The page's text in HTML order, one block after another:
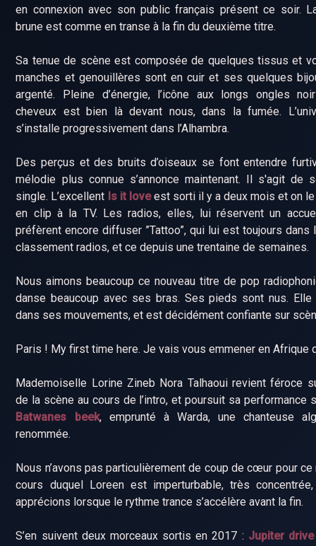
en connexion avec son public français présent ce soir.
brune est comme en transe à la fin du deuxième titre.
Sa tenue de scène est composée de quelques tissus et
manches et genouillères sont en cuir et ses quelques
argenté. Pleine d’énergie, l’icône aux longs ongles
cheveux est bien là devant nous, dans la fumée.
s’installe progressivement dans l’Alhambra.
Des perçus et des bruits d’oiseaux se font entendre
mélodie plus connue s’annonce maintenant. Il s'agit de
single. L’excellent Is it loveest sorti il y a deux mois et on
en clip à la TV. Les radios, elles, lui réservent un
préfèrent encore diffuser ”Tattoo”, qui lui est toujours dans
classement radios, et ce depuis une trentaine de semaines.
Nous aimons beaucoup ce nouveau titre de pop
danse beaucoup avec ses bras. Ses pieds sont nus. Elle
dans ses mouvements, et est décidément confiante sur
Paris ! My first time here. Je vais vous emmener en Afrique
Mademoiselle Lorine Zineb Nora Talhaoui revient féroce
de la scène au cours de l’intro, et poursuit sa performance
Batwanes beek, emprunté à Warda, une chanteuse
renommée.
Nous n’avons pas particulièrement de coup de cœur pour ce
cours duquel Loreen est imperturbable, très
apprécions lorsque le rythme trance s’accélère avant la fin.
S’en suivent deux morceaux sortis en 2017 : Jupiter drive